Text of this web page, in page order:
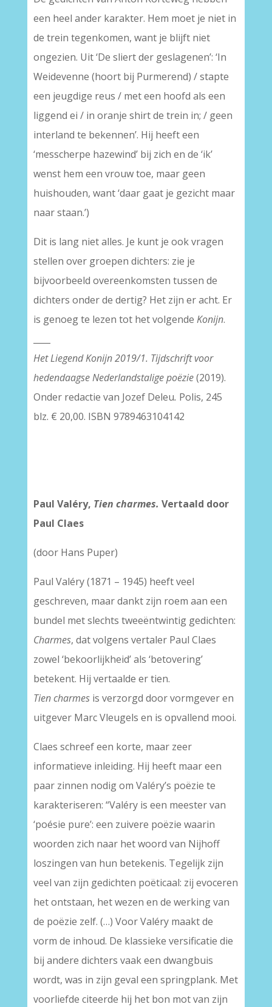
een heel ander karakter. Hem moet je niet in
de trein tegenkomen, want je blijft niet
ongezien. Uit ‘De sliert der geslagenen’: ‘In
Weidevenne (hoort bij Purmerend) / stapte
een jeugdige reus / met een hoofd als een
liggend ei / in oranje shirt de trein in; / geen
interland te bekennen’. Hij heeft een
‘messcherpe hazewind’ bij zich en de ‘ik’
wenst hem een vrouw toe, maar geen
huishouden, want ‘daar gaat je gezicht maar
naar staan.’)
Dit is lang niet alles. Je kunt je ook vragen
stellen over groepen dichters: zie je
bijvoorbeeld overeenkomsten tussen de
dichters onder de dertig? Het zijn er acht. Er
is genoeg te lezen tot het volgende Konijn.
Het Liegend Konijn 2019/1. Tijdschrift voor
hedendaagse Nederlandstalige poëzie(2019).
Onder redactie van Jozef Deleu. Polis, 245
blz. € 20,00. ISBN 9789463104142
Paul Valéry, Tien charmes. Vertaald door
Paul Claes
(door Hans Puper)
Paul Valéry (1871 – 1945) heeft veel
geschreven, maar dankt zijn roem aan een
bundel met slechts tweeëntwintig gedichten:
Charmes, dat volgens vertaler Paul Claes
zowel ‘bekoorlijkheid’ als ‘betovering’
betekent. Hij vertaalde er tien.
Tien charmes is verzorgd door vormgever en
uitgever Marc Vleugels en is opvallend mooi.
Claes schreef een korte, maar zeer
informatieve inleiding. Hij heeft maar een
paar zinnen nodig om Valéry’s poëzie te
karakteriseren: “Valéry is een meester van
‘poésie pure’: een zuivere poëzie waarin
woorden zich naar het woord van Nijhoff
loszingen van hun betekenis. Tegelijk zijn
veel van zijn gedichten poëticaal: zij evoceren
het ontstaan, het wezen en de werking van
de poëzie zelf. (…) Voor Valéry maakt de
vorm de inhoud. De klassieke versificatie die
bij andere dichters vaak een dwangbuis
wordt, was in zijn geval een springplank. Met
voorliefde citeerde hij het bon mot van zijn